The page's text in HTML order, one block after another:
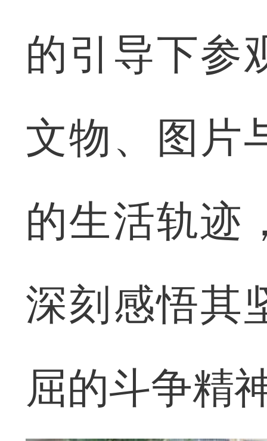
的引导下参
文物、图片
的生活轨迹
深刻感悟其
屈的斗争精